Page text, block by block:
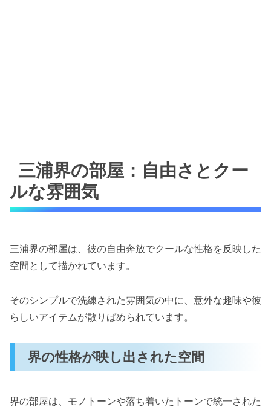
三浦界の部屋：自由さとクー
ルな雰囲気
三浦界の部屋は、彼の自由奔放でクールな性格を反映した
空間として描かれています。
そのシンプルで洗練された雰囲気の中に、意外な趣味や彼
らしいアイテムが散りばめられています。
界の性格が映し出された空間
界の部屋は、モノトーンや落ち着いたトーンで統一された